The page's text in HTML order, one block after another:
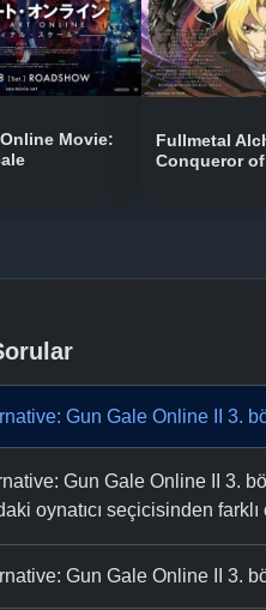
Movie:
Fullmetal
Conqueror
Gun Gale Online II 3.
Gun Gale Online II 3.
oynatıcı seçicisinden
Gun Gale Online II 3.